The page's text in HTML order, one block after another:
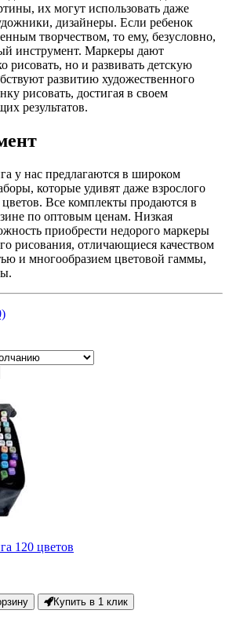
их могут использовать даже
дизайнеры. Если ребенок
творчеством, то ему, безусловно,
инструмент. Маркеры дают
рисовать, но и развивать детскую
развитию художественного
рисовать, достигая в своем
результатов.
у нас предлагаются в широком
которые удивят даже взрослого
Все комплекты продаются в
по оптовым ценам. Низкая
приобрести недорого маркеры
рисования, отличающиеся качеством
и многообразием цветовой гаммы,
120 цветов
Купить в 1 клик